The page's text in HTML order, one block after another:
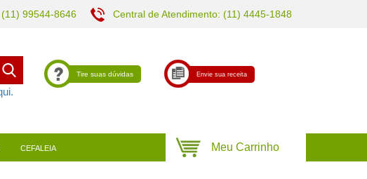
(11) 99544-8646 Central de Atendimento: (11) 4445-1848
Tire suas dúvidas Envie sua receita
CEFALEIA